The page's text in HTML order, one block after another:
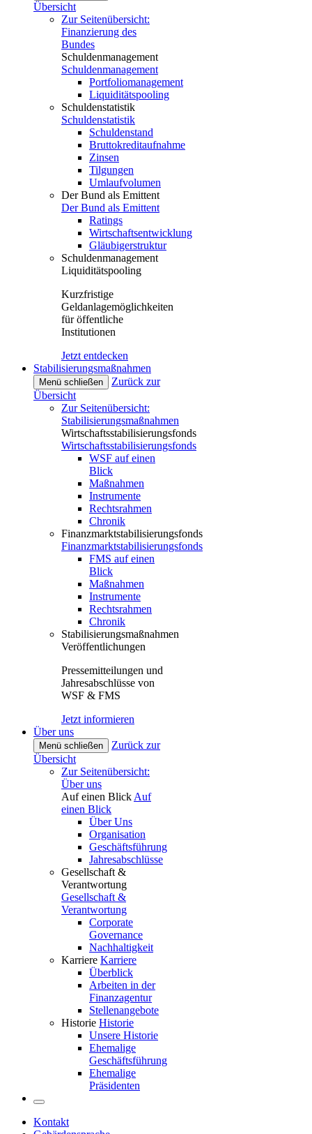
Übersicht
Zur Seitenübersicht:
Finanzierung des
Bundes
Schuldenmanagement
Schuldenmanagement
Portfoliomanagement
Liquiditätspooling
Schuldenstatistik
Schuldenstatistik
Schuldenstand
Bruttokreditaufnahme
Zinsen
Tilgungen
Umlaufvolumen
Der Bund als Emittent
Der Bund als Emittent
Ratings
Wirtschaftsentwicklung
Gläubigerstruktur
Schuldenmanagement
Liquiditätspooling
Kurzfristige
Geldanlagemöglichkeiten
für öffentliche
Institutionen
Jetzt entdecken
Stabilisierungsmaßnahmen
Menü schließen
Zurück zur
Übersicht
Zur Seitenübersicht:
Stabilisierungsmaßnahmen
Wirtschaftsstabilisierungsfonds
Wirtschaftsstabilisierungsfonds
WSF auf einen
Blick
Maßnahmen
Instrumente
Rechtsrahmen
Chronik
Finanzmarktstabilisierungsfonds
Finanzmarktstabilisierungsfonds
FMS auf einen
Blick
Maßnahmen
Instrumente
Rechtsrahmen
Chronik
Stabilisierungsmaßnahmen
Veröffentlichungen
Pressemitteilungen und
Jahresabschlüsse von
WSF & FMS
Jetzt informieren
Über uns
Menü schließen
Zurück zur
Übersicht
Zur Seitenübersicht:
Über uns
Auf einen Blick Auf
einen Blick
Über Uns
Organisation
Geschäftsführung
Jahresabschlüsse
Gesellschaft &
Verantwortung
Gesellschaft &
Verantwortung
Corporate
Governance
Nachhaltigkeit
Karriere Karriere
Überblick
Arbeiten in der
Finanzagentur
Stellenangebote
Historie Historie
Unsere Historie
Ehemalige
Geschäftsführung
Ehemalige
Präsidenten
Kontakt